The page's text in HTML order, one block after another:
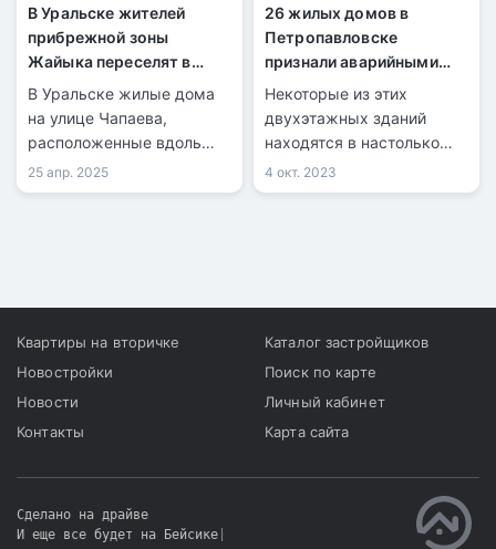
В Уральске жителей
прибрежной зоны
Жайыка переселят в
безопасное место из-за
угрозы паводка.
В Уральске жилые дома
на улице Чапаева,
расположенные вдоль
берега реки Жайык,
оказались под угрозой
25 апр. 2025
26 жилых домов в
Петропавловске
признали аварийными
для проживания
Некоторые из этих
двухэтажных зданий
находятся в настолько
плачевном состоянии, что
они начинают
для своей жизни и
обращаются к местным
властям с просьбой о
4 окт. 2023
Квартиры на вторичке
Новостройки
Новости
Контакты
Каталог застройщиков
Поиск по карте
Личный кабинет
Карта сайта
Сделано на драйве
И еще все будет на Бейсике